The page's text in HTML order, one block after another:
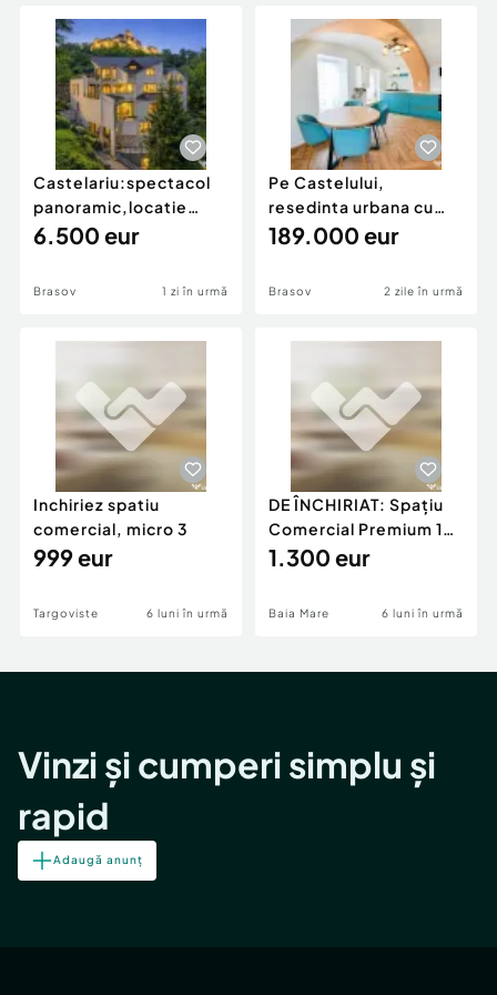
Servicii
Animale de companie
Afaceri și echipamente profesionale
Inchiriere Bunuri si Vehicule
Utilaje agricole si industriale
Piese auto si accesorii
Dacia Duster
Castelariu:spectacol
panoramic,locatie
prestigioasa,Central,
6.500 eur
Brasov 1 zi în urmă
Pe Castelului,
resedinta urbana cu
identitate, renovata
189.000 eur
Brasov 2 zile în urmă
Inchiriez spatiu
comercial, micro 3
999 eur
Targoviste 6 luni în urmă
DE ÎNCHIRIAT: Spațiu
Comercial Premium 146
mp – Vizibili
1.300 eur
Baia Mare 6 luni în urmă
Vinzi și cumperi simplu și
rapid
Adaugă anunț